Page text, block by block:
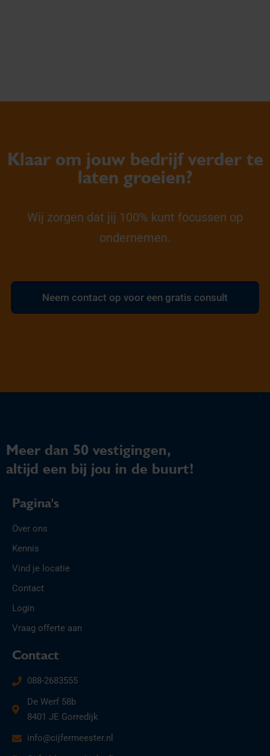
Klaar om jouw bedrijf verder te
laten groeien?
Wij zorgen dat jij 100% kunt focussen op
ondernemen.
Neem contact op voor een gratis consult
Meer dan 50 vestigingen,
altijd een bij jou in de buurt!
Pagina's
Over ons
Kennis
Vind je locatie
Contact
Login
Vraag offerte aan
Contact
088-2683555
De Werf 58b
8401 JE Gorredijk
info@cijfermeester.nl